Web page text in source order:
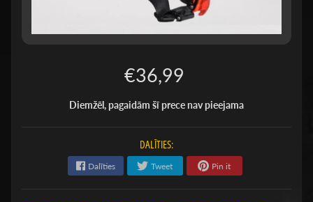
€36,99
Diemžēl, pagaidām šī prece nav pieejama
DALĪTIES:
Dalīties Tweet Pin it